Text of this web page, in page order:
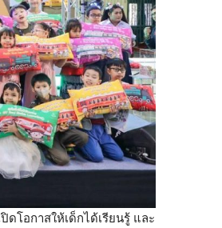
ดโอกาสให้เด็กได้เรียนรู้ และ